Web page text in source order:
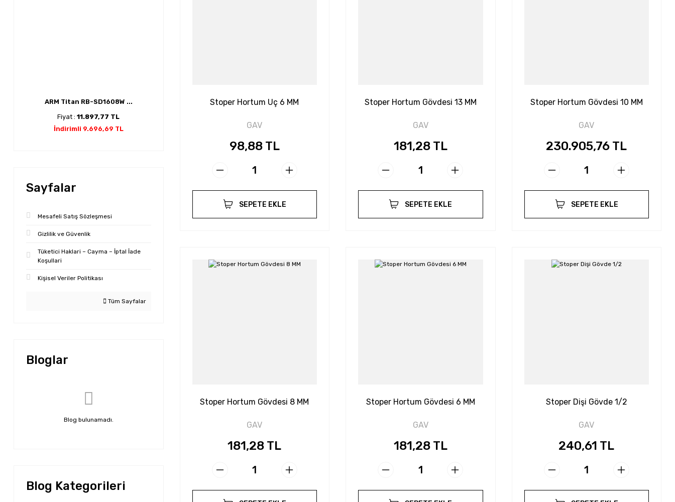
ARM Titan RB-SD1608W ...
Fiyat :11.897,77 TL
İndirimli 9.696,69 TL
Sayfalar
Mesafeli Satış Sözleşmesi
Gizlilik ve Güvenlik
Tüketici Haklari – Cayma – İptal İade
Koşullari
Kişisel Veriler Politikası
Tüm Sayfalar
Bloglar
Blog bulunamadı.
Blog Kategorileri
Stoper Hortum Uç 6 MM
GAV
98,88 TL
SEPETE EKLE
Stoper Hortum Gövdesi 13 MM
GAV
181,28 TL
SEPETE EKLE
Stoper Hortum Gövdesi 10 MM
GAV
230.905,76 TL
SEPETE EKLE
Stoper Hortum Gövdesi 8 MM
GAV
181,28 TL
Stoper Hortum Gövdesi 6 MM
GAV
181,28 TL
Stoper Dişi Gövde 1/2
GAV
240,61 TL